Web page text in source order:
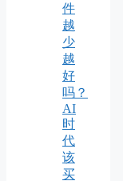
件
越
少
越
好
吗？
AI
时
代
该
买